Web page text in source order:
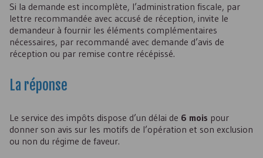
Si la demande est incomplète, l’administration fiscale, par
lettre recommandée avec accusé de réception, invite le
demandeur à fournir les éléments complémentaires
nécessaires, par recommandé avec demande d’avis de
réception ou par remise contre récépissé.
La réponse
Le service des impôts dispose d’un délai de 6 mois pour
donner son avis sur les motifs de l’opération et son exclusion
ou non du régime de faveur.